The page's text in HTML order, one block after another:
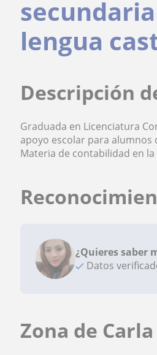
lengua
Descripción
Graduada en Licenciatura
apoyo escolar para
Materia de contabilidad en
¿Quieres saber
Datos
Zona de Carla